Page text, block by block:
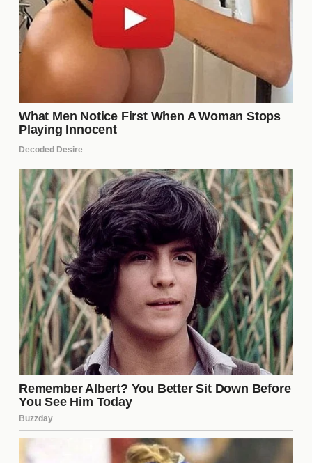
estas pueden ayudarnos a superar los desafíos de
la vida. A través de la historia, se enfatiza que el
amory la amistadson fuerzas poderosas que nos
sostienen en los momentos difíciles. Además, se
muestra que la vulnerabilidad es parte de la
experiencia humana, lo que invita a los
espectadores a reflexionar sobre sus propias
conexiones y la necesidad de apoyarse
mutuamente.
¿Dónde se puede ver la película
completa?
La película está disponible en varias plataformas de
streaming, así como en DVD y Blu-ray. Para
quienes prefieren la experiencia en línea, servicios
como Netflix, Amazon Prime Video y otros pueden
ofrecerla en su catálogo. Es recomendable verificar
la disponibilidad en tu región, ya que puede variar
según el país.
¿Quiénes son los actores
principales?
El elenco principal está compuesto por actores de